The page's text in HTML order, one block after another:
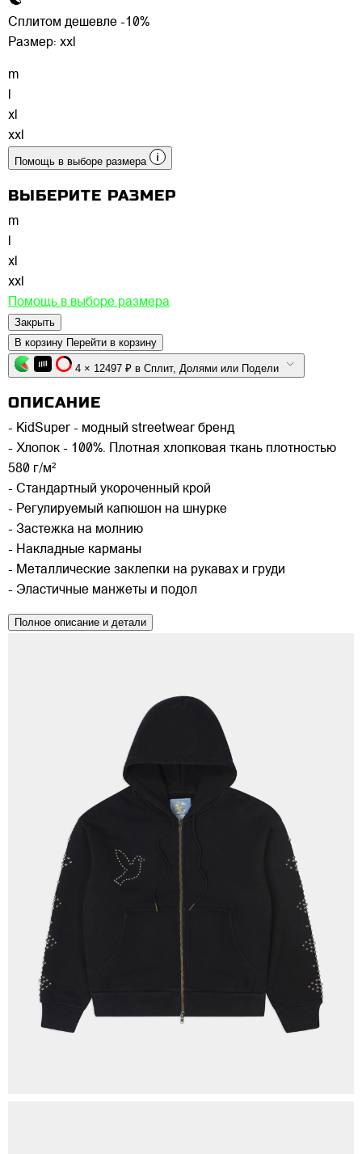
Сплитом дешевле -10%
Размер: xxl
m
l
xl
xxl
Помощь в выборе размера
ВЫБЕРИТЕ РАЗМЕР
m
xl
xxl
Помощь в выборе размера
Закрыть
В корзину Перейти в корзину
4 × 12497 ₽ в Сплит, Долями или Подели
ОПИСАНИЕ
- KidSuper - модный streetwear бренд
- Хлопок - 100%. Плотная хлопковая ткань плотностью
580 г/м²
- Стандартный укороченный крой
- Регулируемый капюшон на шнурке
- Застежка на молнию
- Накладные карманы
- Металлические заклепки на рукавах и груди
- Эластичные манжеты и подол
Полное описание и детали